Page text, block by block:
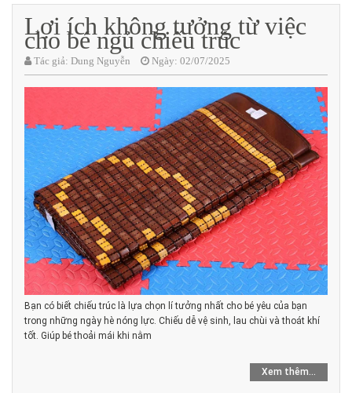
Lợi ích không tưởng từ việc
cho bé ngủ chiếu trúc
Tác giả: Dung Nguyễn Ngày: 02/07/2025
Bạn có biết chiếu trúc là lựa chọn lí tưởng nhất cho bé yêu của bạn
trong những ngày hè nóng lực. Chiếu dễ vệ sinh, lau chùi và thoát khí
tốt. Giúp bé thoải mái khi nằm
Xem thêm...